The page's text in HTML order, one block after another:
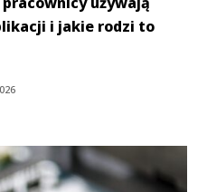
i jakie rodzi to